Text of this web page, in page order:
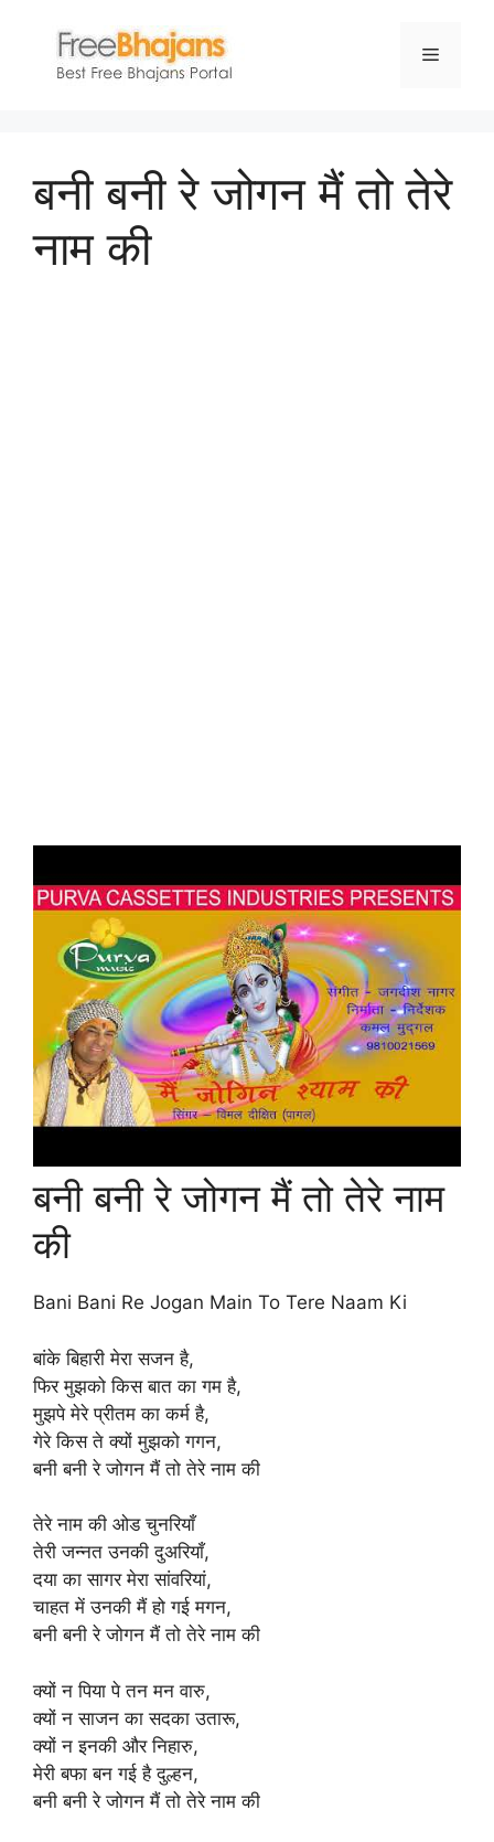
content
Menu
बनी बनी रे जोगन मैं तो तेरे
नाम की
बनी बनी रे जोगन मैं तो तेरे नाम
की
Bani Bani Re Jogan Main To Tere Naam Ki
बांके बिहारी मेरा सजन है,
फिर मुझको किस बात का गम है,
मुझपे मेरे प्रीतम का कर्म है,
गेरे किस ते क्यों मुझको गगन,
बनी बनी रे जोगन मैं तो तेरे नाम की
तेरे नाम की ओड चुनरियाँ
तेरी जन्नत उनकी दुअरियाँ,
दया का सागर मेरा सांवरियां,
चाहत में उनकी मैं हो गई मगन,
बनी बनी रे जोगन मैं तो तेरे नाम की
क्यों न पिया पे तन मन वारु,
क्यों न साजन का सदका उतारू,
क्यों न इनकी और निहारु,
मेरी बफा बन गई है दुल्हन,
बनी बनी रे जोगन मैं तो तेरे नाम की